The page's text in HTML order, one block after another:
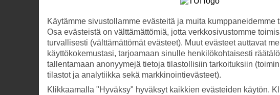
Käytämme sivustollamme evästeitä ja muita kumppaneidemme
Osa evästeistä on välttämättömiä, jotta verkkosivustomme
turvallisesti (välttämättömät evästeet). Muut evästeet auttavat
käyttökokemustasi, tarjoamaan sinulle henkilökohtaisesti
tallentamaan anonyymejä tietoja tilastollisiin tarkoituksiin
tilastot ja analytiikka sekä markkinointievästeet).
Klikkaamalla "Hyväksy" hyväksyt kaikkien evästeiden käytön.